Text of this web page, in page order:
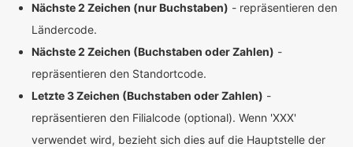
Nächste 2 Zeichen (nur Buchstaben) - repräsentieren den
Ländercode.
Nächste 2 Zeichen (Buchstaben oder Zahlen) -
repräsentieren den Standortcode.
Letzte 3 Zeichen (Buchstaben oder Zahlen) -
repräsentieren den Filialcode (optional). Wenn 'XXX'
verwendet wird, bezieht sich dies auf die Hauptstelle der